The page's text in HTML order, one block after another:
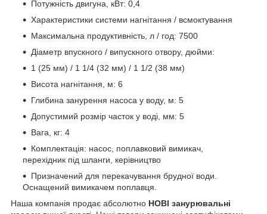
Потужність двигуна, кВт: 0,4
Характеристики системи нагнітання / всмоктування
Максимальна продуктивність, л / год: 7500
Діаметр впускного / випускного отвору, дюйми:
1 (25 мм) / 1 1/4 (32 мм) / 1 1/2 (38 мм)
Висота нагнітання, м: 6
Глибина занурення насоса у воду, м: 5
Допустимий розмір часток у воді, мм: 5
Вага, кг: 4
Комплектація: насос, поплавковий вимикач,
перехідник під шланги, керівництво
Призначений для перекачування брудної води.
Оснащений вимикачем поплавця.
Наша компанія продає абсолютно НОВІ занурювальні